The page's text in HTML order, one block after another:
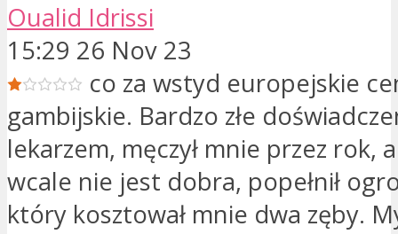
Oualid Idrissi
15:29 26 Nov 23
co za wstyd europejskie
gambijskie. Bardzo złe
lekarzem, męczył mnie przez rok,
wcale nie jest dobra, popełnił
który kosztował mnie dwa zęby.